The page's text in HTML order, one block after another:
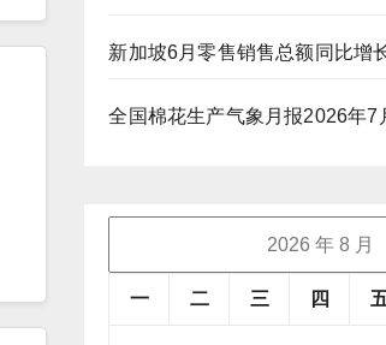
新加坡6月零售销售总额同比增
全国棉花生产气象月报2026年7
2026 年 8 月
一 二 三 四